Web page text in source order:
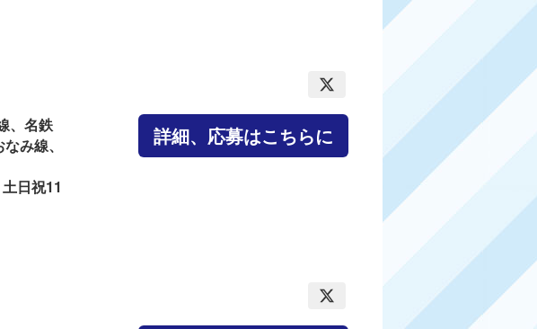
、名鉄
み線、
日祝11
詳細、応募はこちらに